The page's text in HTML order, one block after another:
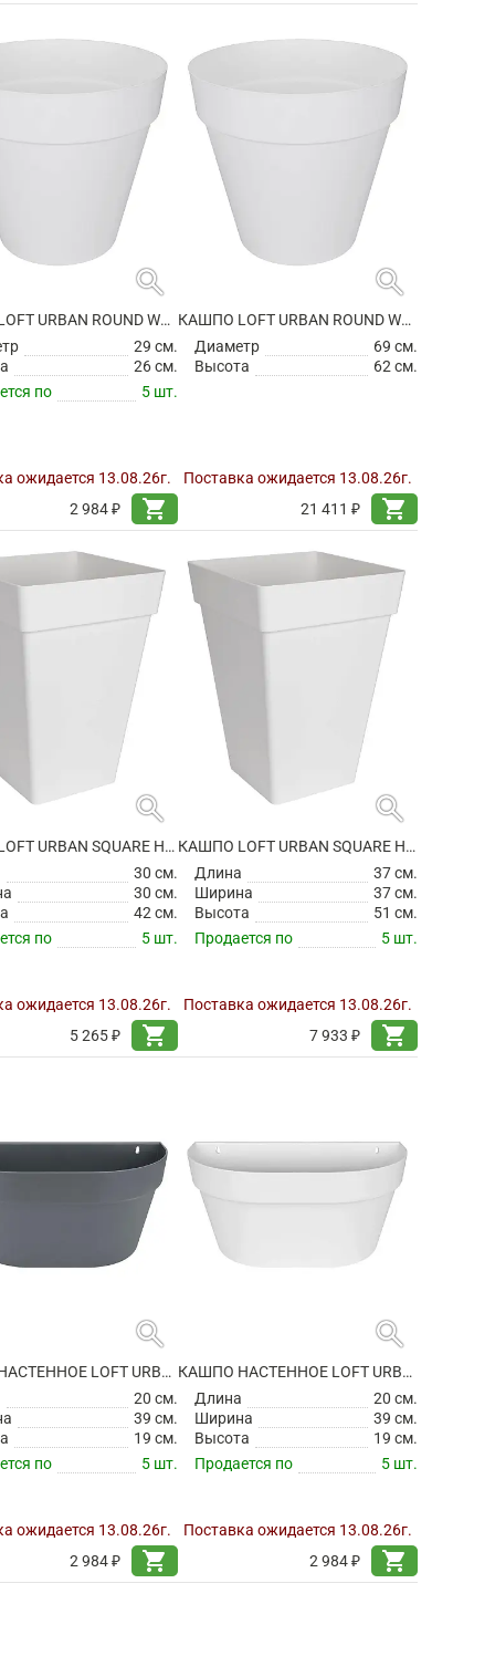
search
КАШПО LOFT URBAN ROUND WHITE
29 см.
26 см.
по
5 шт.
ожидается 13.08.26г.
2 984 ₽
shopping_cart
search
КАШПО LOFT URBAN ROUND WHITE
Диаметр
69 см.
Высота
62 см.
Поставка ожидается 13.08.26г.
21 411 ₽
shopping_cart
search
КАШПО LOFT URBAN SQUARE HIGH WHITE
30 см.
30 см.
42 см.
по
5 шт.
ожидается 13.08.26г.
5 265 ₽
shopping_cart
search
КАШПО LOFT URBAN SQUARE HIGH WHITE
Длина
37 см.
Ширина
37 см.
Высота
51 см.
Продается по
5 шт.
Поставка ожидается 13.08.26г.
7 933 ₽
shopping_cart
search
КАШПО НАСТЕННОЕ LOFT URBAN WALL BASKET ANTHRACITE
20 см.
39 см.
19 см.
по
5 шт.
ожидается 13.08.26г.
2 984 ₽
shopping_cart
search
КАШПО НАСТЕННОЕ LOFT URBAN WALL BASKET WHITE
Длина
20 см.
Ширина
39 см.
Высота
19 см.
Продается по
5 шт.
Поставка ожидается 13.08.26г.
2 984 ₽
shopping_cart